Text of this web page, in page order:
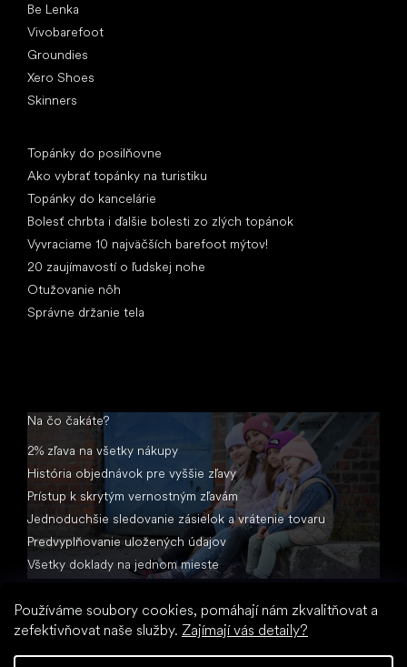
Používáme soubory cookies, pomáhají nám zkvalitňovat a
zefektivňovat naše služby. Zajímají vás detaily?
Be Lenka
Vivobarefoot
Groundies
Xero Shoes
Skinners
Topánky do posilňovne
Ako vybrať topánky na turistiku
Topánky do kancelárie
Bolesť chrbta i ďalšie bolesti zo zlých topánok
Vyvraciame 10 najväčších barefoot mýtov!
20 zaujímavostí o ľudskej nohe
Otužovanie nôh
Správne držanie tela
Na čo čakáte?
2% zľava na všetky nákupy
História objednávok pre vyššie zľavy
Prístup k skrytým vernostným zľavám
Jednoduchšie sledovanie zásielok a vrátenie tovaru
Predvyplňovanie uložených údajov
Všetky doklady na jednom mieste